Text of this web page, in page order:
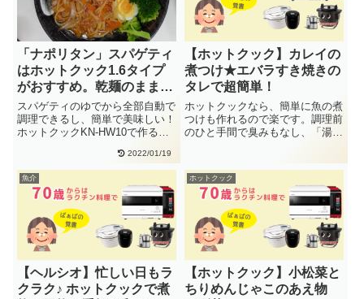
「ナポリタン」スパゲティ
はホットクック1.6タイプ
がおすすめ。乾麺のまま全
ての材料を入れるだけ！
スパゲティのゆでから全部自動で
調理できるし、簡単で美味しい！
ホットクックKN-HW10で作ると
2022/01/19
【ホットクック】カレイの
煮つけ★エバラすき焼きの
タレで超簡単！
ホットクックなら、簡単に魚の煮
つけも作れるので楽です。調理前
のひと手間で臭みもなし、「湯通
魚介
【ヘルシオ】忙しい日もラ
クラク♪ ホットクックで煮
ホットクック
【ホットクック】小松菜と
ちりめんじゃこのあえ物